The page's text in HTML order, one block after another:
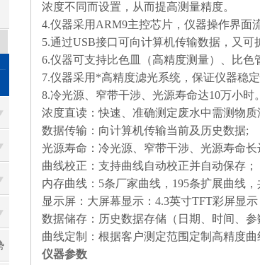
浓度不同而设置，从而提高测量精度。
4.仪器采用ARM9主控芯片，仪器操作界面
5.通过USB接口可向计算机传输数据，又可
6.仪器可支持比色皿（高精度测量）、比色
7.仪器采用*高精度滤光系统，保证仪器稳
8.冷光源、窄带干涉、光源寿命达10万小时。
浓度直读：快速、准确测定废水中需测物质
数据传输： 向计算机传输当前及历史数据;
光源寿命： 冷光源、窄带干涉、光源寿命长
曲线校正： 支持曲线自动校正并自动保存；
内存曲线： 5条厂家曲线，195条扩展曲线，
显示屏： 大屏幕显示：4.3英寸TFT彩屏显示
数据储存： 历史数据存储（日期、时间、
曲线定制： 根据客户测定范围定制高精度
仪器参数